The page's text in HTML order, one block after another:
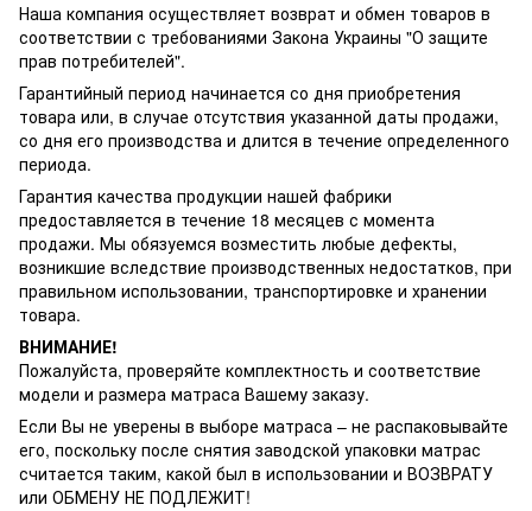
Наша компания осуществляет возврат и обмен товаров в
соответствии с требованиями Закона Украины "О защите
прав потребителей".
Гарантийный период начинается со дня приобретения
товара или, в случае отсутствия указанной даты продажи,
со дня его производства и длится в течение определенного
периода.
Гарантия качества продукции нашей фабрики
предоставляется в течение 18 месяцев с момента
продажи. Мы обязуемся возместить любые дефекты,
возникшие вследствие производственных недостатков, при
правильном использовании, транспортировке и хранении
товара.
ВНИМАНИЕ!
Пожалуйста, проверяйте комплектность и соответствие
модели и размера матраса Вашему заказу.
Если Вы не уверены в выборе матраса – не распаковывайте
его, поскольку после снятия заводской упаковки матрас
считается таким, какой был в использовании и ВОЗВРАТУ
или ОБМЕНУ НЕ ПОДЛЕЖИТ!